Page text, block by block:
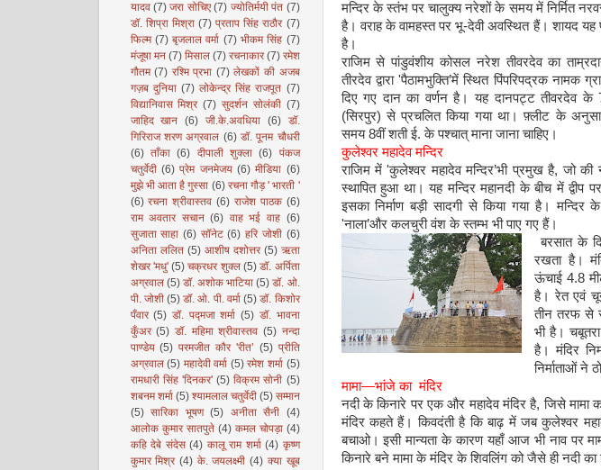
मन्दिर के स्तंभ पर चालुक्य नरेशों के समय में निर्मित
है। वराह के वामहस्त पर भू-देवी अवस्थित हैं। शायद यह
है।
राजिम से पांडुवंशीय कोसल नरेश तीवरदेव का
तीरदेव द्वारा'पैठामभुक्ति’में स्थित पिंपरिपद्रक नामक
दिए गए दान का वर्णन है। यह दानपट्ट तीवरदेव के
(सिरपुर)से प्रचलित किया गया था। फ़्लीट के
समय8वीं शती ई.के पश्चात् माना जाना चाहिए।
कुलेश्वर महादेव मन्दिर
राजिम में'कुलेश्वर महादेव मन्दिर’भी प्रमुख है,जो की
स्थापित हुआ था। यह मन्दिर महानदी के बीच में द्वीप
इसका निर्माण बड़ी सादगी से किया गया है। मन्दिर
'नाला’और कलचुरी वंश के स्तम्भ भी पाए गए हैं।
बरसात के
रखता है।
ऊंचाई4.8
है। रेत एवं
तीन तरफ से
भी है।
है। मंदिर
निर्माताओं ने
मामा—भांजे का मंदिर
नदी के किनारे पर एक और महादेव मंदिर है,जिसे मामा
मंदिर कहते हैं। किवदंती है कि बाढ़ में जब कुलेश्वर
बचाओ। इसी मान्यता के कारण यहाँ आज भी नाव पर
किनारे बने मामा के मंदिर के शिवलिंग को जैसे ही नदी
यादव (7) जरा सोचिए (7) ज्योतिर्मयी पंत (7)
डॉ. शिप्रा मिश्रा (7) प्रताप सिंह राठौर (7)
फिल्म (7) बृजलाल वर्मा (7) भीकम सिंह (7)
मंजूषा मन (7) मिसाल (7) रचनाकार (7) रमेश
गौतम (7) रश्मि प्रभा (7) लेखकों की अजब
गज़ब दुनिया (7) लोकेन्द्र सिंह राजपूत (7)
विद्यानिवास मिश्र (7) सुदर्शन सोलंकी (7)
जाहिद खान (6) जी.के.अवधिया (6) डॉ.
गिरिराज शरण अग्रवाल (6) डॉ. पूनम चौधरी
(6) ताँका (6) दीपाली शुक्ला (6) पंकज
चतुर्वेदी (6) प्रेम जनमेजय (6) मीडिया (6)
मुझे भी आता है गुस्सा (6) रचना गौड़ ' भारती '
(6) रचना श्रीवास्तव (6) राजेश पाठक (6)
राम अवतार सचान (6) वाह भई वाह (6)
सुजाता साहा (6) सॉनेट (6) हरि जोशी (6)
अनिता ललित (5) आशीष दशोत्तर (5) ऋता
शेखर 'मधु' (5) चक्रधर शुक्ल (5) डॉ. अर्पिता
अग्रवाल (5) डॉ. अशोक भाटिया (5) डॉ. ओ.
पी. जोशी (5) डॉ. ओ. पी. वर्मा (5) डॉ. किशोर
पँवार (5) डॉ. पद्मजा शर्मा (5) डॉ. भावना
कुँअर (5) डॉ. महिमा श्रीवास्तव (5) नन्दा
पाण्डेय (5) परमजीत कौर 'रीत’ (5) प्रीति
अग्रवाल (5) महादेवी वर्मा (5) रमेश शर्मा (5)
रामधारी सिंह 'दिनकर' (5) विक्रम सोनी (5)
शबनम शर्मा (5) श्यामलाल चतुर्वेदी (5) सम्मान
(5) सारिका भूषण (5) अनीता सैनी (4)
आलोक कुमार सातपुते (4) कमल चोपड़ा (4)
कहि देबे संदेस (4) कालू राम शर्मा (4) कृष्ण
कुमार मिश्र (4) के. जयलक्ष्मी (4) क्या खूब